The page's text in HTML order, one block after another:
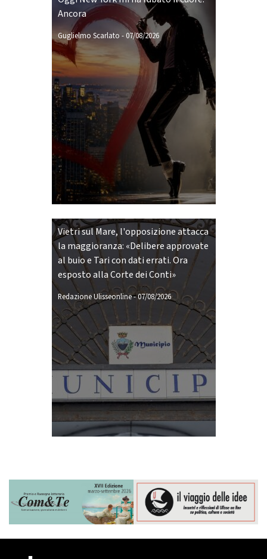
Ancora
Guglielmo Scarlato -07/08/2026
Vietri sul Mare, l'opposizione attacca
la maggioranza: «Delibere approvate
al buio e Tari con dati errati. Ora
esposto alla Corte dei Conti»
Redazione Ulisseonline-07/08/2026